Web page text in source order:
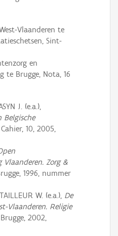
Vlaanderen te
Sint-
en
te Brugge, Nota, 16
J. (e.a.),
10, 2005,
Zorg &
1996, nummer
W. (e.a.), De
Vlaanderen. Religie
2002,